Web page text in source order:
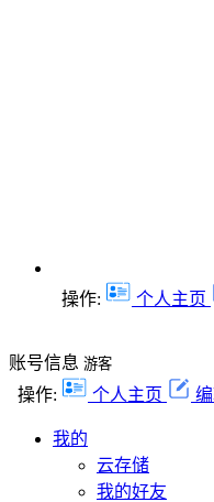
操作: 个人主页
账号信息 游客
操作: 个人主页
我的
云存储
我的好友